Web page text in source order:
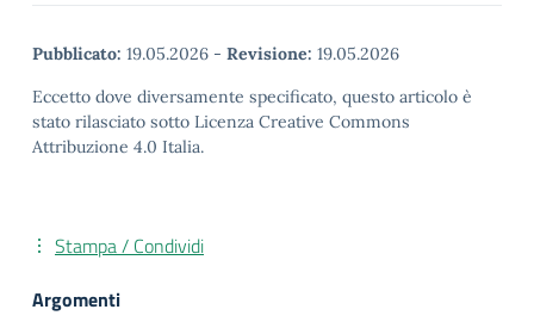
Pubblicato: 19.05.2026 - Revisione: 19.05.2026
Eccetto dove diversamente specificato, questo articolo è
stato rilasciato sotto Licenza Creative Commons
Attribuzione 4.0 Italia.
Stampa / Condividi
Argomenti